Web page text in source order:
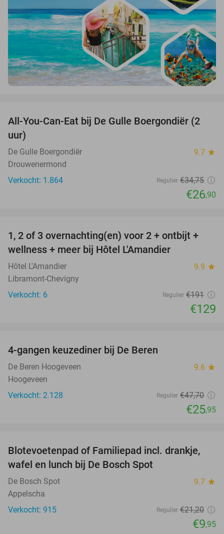
23%
All-You-Can-Eat bij De Gulle Boergondiër (2
uur)
De Gulle Boergondiër 9.7 star
Drouwenermond
Verkocht: 1.864
Regulier €34,75
€26,90
32%
TODAY
1, 2 of 3 overnachting(en) voor 2 + ontbijt +
wellness + meer bij Hôtel L'Amandier
Hôtel L'Amandier 9.9 star
Libramont-Chevigny
Verkocht: 6
Regulier €191
€129
4-gangen keuzediner bij De Beren
De Beren Hoogeveen 9.6 star
Hoogeveen
Verkocht: 2.128
Regulier €47,70
€25,95
53%
Blotevoetenpad of Familiepad incl. drankje,
wafel en lunch bij De Bosch Spot
De Bosch Spot 9.7 star
Appelscha
Verkocht: 915
Regulier €21,20
€9,95